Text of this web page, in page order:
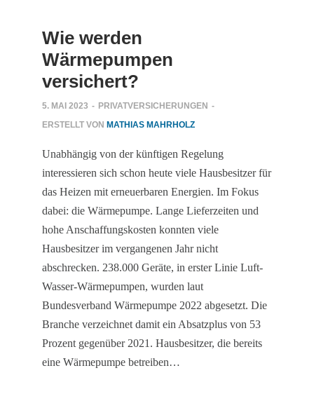
Wie werden
Wärmepumpen
versichert?
5. MAI 2023 - PRIVATVERSICHERUNGEN -
ERSTELLT VON MATHIAS MAHRHOLZ
Unabhängig von der künftigen Regelung
interessieren sich schon heute viele Hausbesitzer für
das Heizen mit erneuerbaren Energien. Im Fokus
dabei: die Wärmepumpe. Lange Lieferzeiten und
hohe Anschaffungskosten konnten viele
Hausbesitzer im vergangenen Jahr nicht
abschrecken. 238.000 Geräte, in erster Linie Luft-
Wasser-Wärmepumpen, wurden laut
Bundesverband Wärmepumpe 2022 abgesetzt. Die
Branche verzeichnet damit ein Absatzplus von 53
Prozent gegenüber 2021. Hausbesitzer, die bereits
eine Wärmepumpe betreiben…